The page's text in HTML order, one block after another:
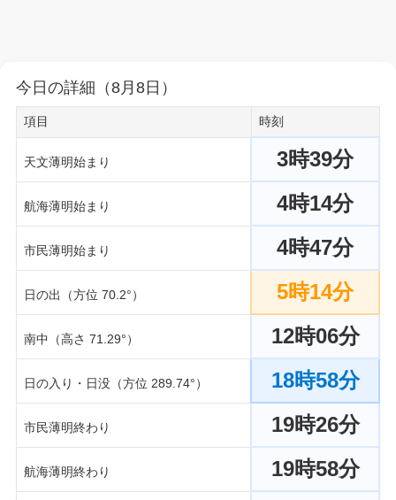
今日の詳細（8月8日）
項目 時刻
天文薄明始まり 3時39分
航海薄明始まり 4時14分
市民薄明始まり 4時47分
日の出（方位 70.2°） 5時14分
南中（高さ 71.29°） 12時06分
日の入り・日没（方位 289.74°） 18時58分
市民薄明終わり 19時26分
航海薄明終わり 19時58分